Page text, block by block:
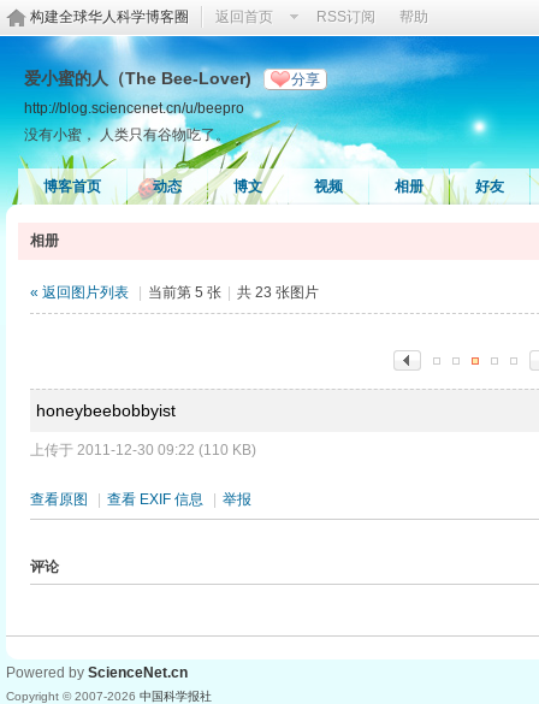
构建全球华人科学博客圈 返回首页 RSS订阅 帮助
爱小蜜的人（The Bee-Lover) 分享
http://blog.sciencenet.cn/u/beepro
没有小蜜， 人类只有谷物吃了。
博客首页 动态 博文 视频 相册 好友
相册
« 返回图片列表 当前第 5 张 共 23 张图片
honeybeebobbyist
上传于 2011-12-30 09:22 (110 KB)
查看原图 查看 EXIF 信息 举报
评论
Powered by ScienceNet.cn
Copyright © 2007-2026 中国科学报社